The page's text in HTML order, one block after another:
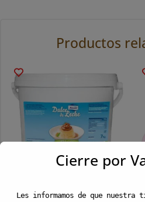
Productos
Dulce de Leche Clásico
Cierre por
Les informamos de que nuestra